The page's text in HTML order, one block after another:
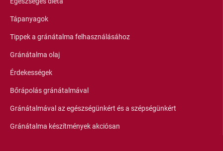
Tápanyagok
Tippek a gránátalma felhasználásához
Gránátalma olaj
Érdekességek
Bőrápolás gránátalmával
Gránátalmával az egészségünkért és a szépségünkért
Gránátalma készítmények akciósan